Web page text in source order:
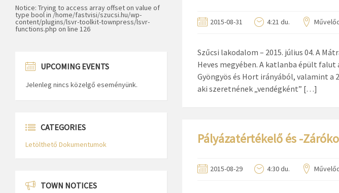
2015-08-31 4:21 du.
Szűcsi lakodalom – 2015. július 04. A
Heves megyében. A katlanba épült
Gyöngyös és Hort irányából, valamint
aki szeretnének „vendégként” […]
Pályázatértékelő és -
2015-08-29 4:30 du.
Notice: Trying to access array offset on value of
type bool in /home/fastvisi/szucsi.hu/wp-
content/plugins/lsvr-toolkit-townpress/lsvr-
functions.php on line 126
UPCOMING EVENTS
Jelenleg nincs közelgő eseményünk.
CATEGORIES
Letölthető Dokumentumok
TOWN NOTICES